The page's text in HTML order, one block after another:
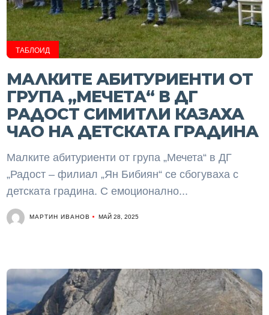
ТАБЛОИД
МАЛКИТЕ АБИТУРИЕНТИ ОТ
ГРУПА „МЕЧЕТА“ В ДГ
РАДОСТ СИМИТЛИ КАЗАХА
ЧАО НА ДЕТСКАТА ГРАДИНА
Малките абитуриенти от група „Мечета“ в ДГ
„Радост – филиал „Ян Бибиян“ се сбогуваха с
детската градина. С емоционално...
МАРТИН ИВАНОВ МАЙ 28, 2025